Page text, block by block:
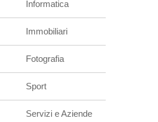
Informatica
Immobiliari
Fotografia
Sport
Servizi e Aziende